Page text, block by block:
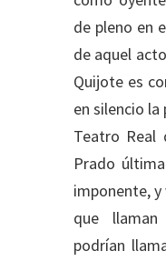
de pleno en
de aquel
Quijote es
en silencio
Teatro Real
Prado
imponente, y
que
podrían